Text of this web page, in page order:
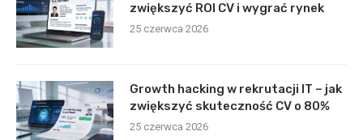
zwiększyć ROI CV i wygrać rynek
25 czerwca 2026
Growth hacking w rekrutacji IT – jak
zwiększyć skuteczność CV o 80%
25 czerwca 2026